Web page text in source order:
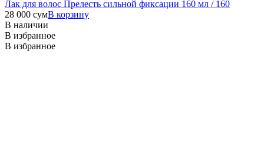
Лак для волос Прелесть сильной фиксации 160 мл / 160
28 000 сумВ корзину
В наличии
В избранное
В избранное